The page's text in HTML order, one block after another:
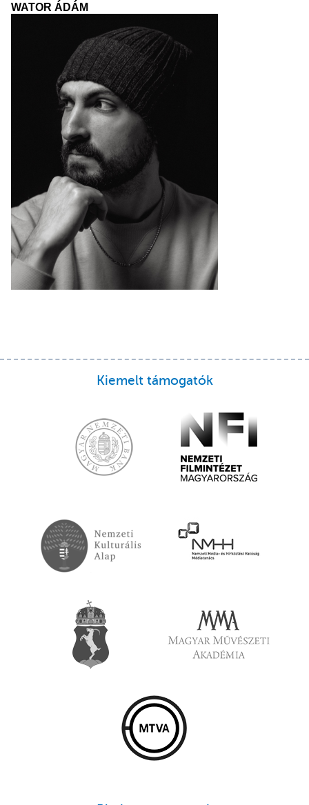
WATOR ÁDÁM
Kiemelt támogatók